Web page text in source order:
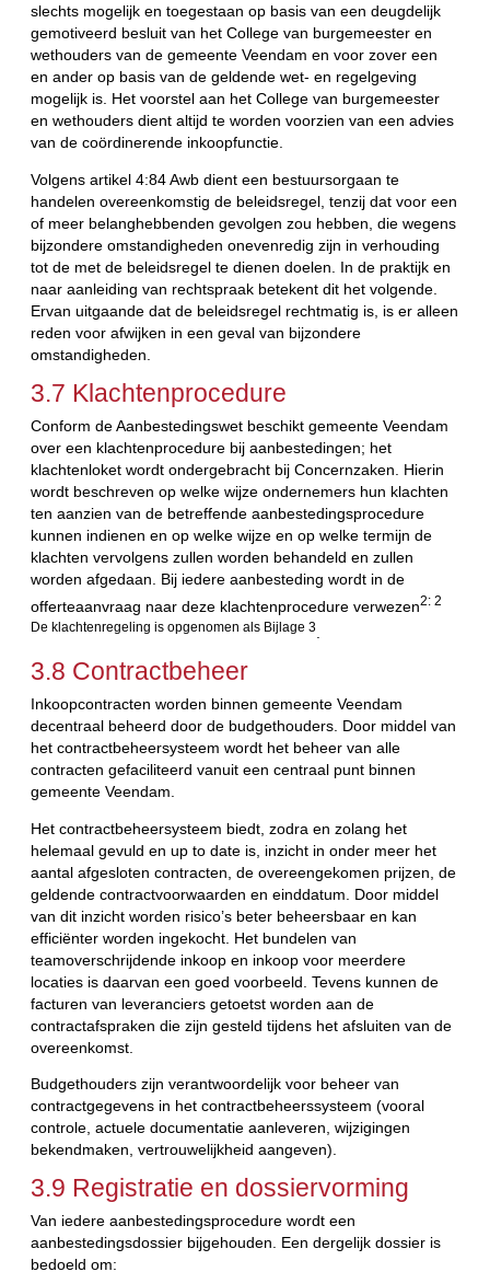
slechts mogelijk en toegestaan op basis van een deugdelijk
gemotiveerd besluit van het College van burgemeester en
wethouders van de gemeente Veendam en voor zover een
en ander op basis van de geldende wet- en regelgeving
mogelijk is. Het voorstel aan het College van burgemeester
en wethouders dient altijd te worden voorzien van een advies
van de coördinerende inkoopfunctie.
Volgens artikel 4:84 Awb dient een bestuursorgaan te
handelen overeenkomstig de beleidsregel, tenzij dat voor een
of meer belanghebbenden gevolgen zou hebben, die wegens
bijzondere omstandigheden onevenredig zijn in verhouding
tot de met de beleidsregel te dienen doelen. In de praktijk en
naar aanleiding van rechtspraak betekent dit het volgende.
Ervan uitgaande dat de beleidsregel rechtmatig is, is er alleen
reden voor afwijken in een geval van bijzondere
omstandigheden.
3.7 Klachtenprocedure
Conform de Aanbestedingswet beschikt gemeente Veendam
over een klachtenprocedure bij aanbestedingen; het
klachtenloket wordt ondergebracht bij Concernzaken. Hierin
wordt beschreven op welke wijze ondernemers hun klachten
ten aanzien van de betreffende aanbestedingsprocedure
kunnen indienen en op welke wijze en op welke termijn de
klachten vervolgens zullen worden behandeld en zullen
worden afgedaan. Bij iedere aanbesteding wordt in de
offerteaanvraag naar deze klachtenprocedure verwezen2: 2
De klachtenregeling is opgenomen als Bijlage 3
3.8 Contractbeheer
Inkoopcontracten worden binnen gemeente Veendam
decentraal beheerd door de budgethouders. Door middel van
het contractbeheersysteem wordt het beheer van alle
contracten gefaciliteerd vanuit een centraal punt binnen
gemeente Veendam.
Het contractbeheersysteem biedt, zodra en zolang het
helemaal gevuld en up to date is, inzicht in onder meer het
aantal afgesloten contracten, de overeengekomen prijzen, de
geldende contractvoorwaarden en einddatum. Door middel
van dit inzicht worden risico’s beter beheersbaar en kan
efficiënter worden ingekocht. Het bundelen van
teamoverschrijdende inkoop en inkoop voor meerdere
locaties is daarvan een goed voorbeeld. Tevens kunnen de
facturen van leveranciers getoetst worden aan de
contractafspraken die zijn gesteld tijdens het afsluiten van de
overeenkomst.
Budgethouders zijn verantwoordelijk voor beheer van
contractgegevens in het contractbeheerssysteem (vooral
controle, actuele documentatie aanleveren, wijzigingen
bekendmaken, vertrouwelijkheid aangeven).
3.9 Registratie en dossiervorming
Van iedere aanbestedingsprocedure wordt een
aanbestedingsdossier bijgehouden. Een dergelijk dossier is
bedoeld om: